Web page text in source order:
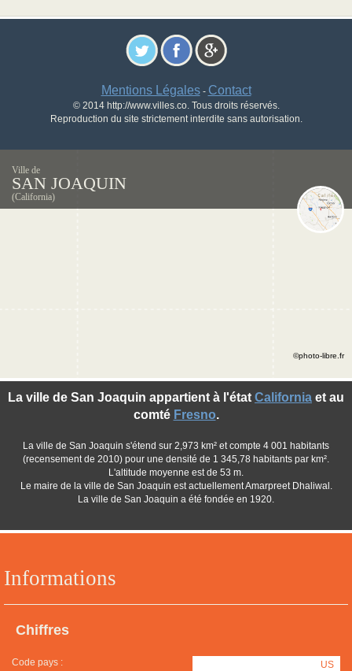
Mentions Légales- Contact
© 2014 http://www.villes.co. Tous droits réservés.
Reproduction du site strictement interdite sans autorisation.
Ville de
SAN JOAQUIN
(California)
Informations
Chiffres
Code pays : US
La ville de San Joaquin appartient à l'état California et au
comté Fresno.
La ville de San Joaquin s'étend sur 2,973 km² et compte 4 001 habitants
(recensement de 2010) pour une densité de 1 345,78 habitants par km².
L'altitude moyenne est de 53 m.
Le maire de la ville de San Joaquin est actuellement Amarpreet Dhaliwal.
La ville de San Joaquin a été fondée en 1920.
©photo-libre.fr